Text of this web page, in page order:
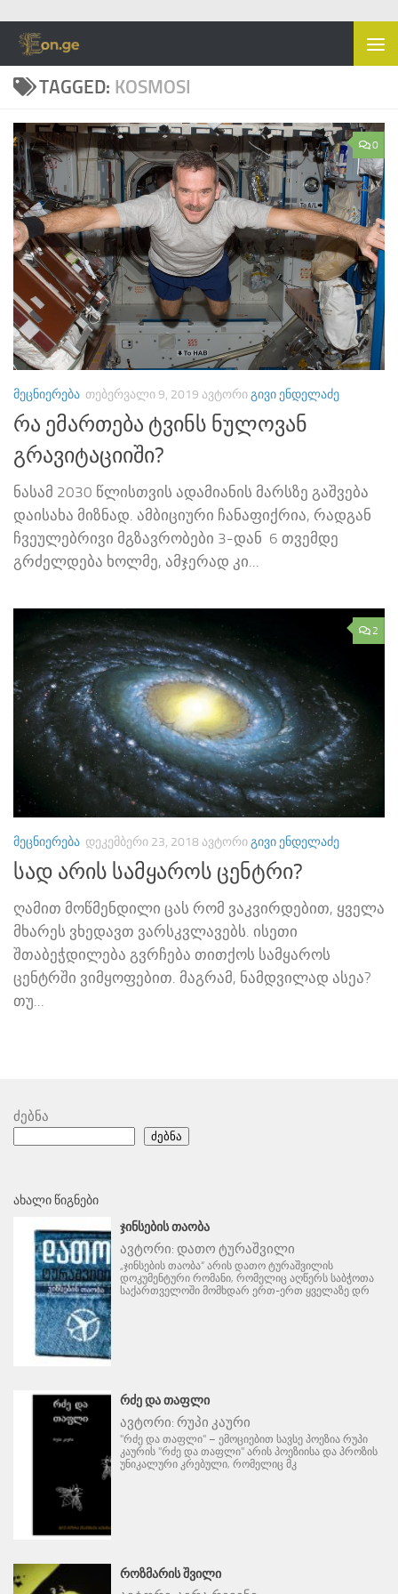
Skip to content
TAGGED: KOSMOSI
0
ᲛᲔᲪᲜᲘᲔᲠᲔᲑᲐ ᲗᲔᲑᲔᲠᲕᲐᲚᲘ 9, 2019 ᲐᲕᲢᲝᲠᲘᲒᲘᲕᲘ ᲔᲜᲓᲔᲚᲐᲫᲔ
რა ემართება ტვინს ნულოვან
გრავიტაციიში?
ნასამ 2030 წლისთვის ადამიანის მარსზე გაშვება
დაისახა მიზნად. ამბიციური ჩანაფიქრია, რადგან
ჩვეულებრივი მგზავრობები 3-დან 6 თვემდე
გრძელდება ხოლმე, ამჯერად კი...
2
ᲛᲔᲪᲜᲘᲔᲠᲔᲑᲐ ᲓᲔᲙᲔᲛᲑᲔᲠᲘ 23, 2018 ᲐᲕᲢᲝᲠᲘᲒᲘᲕᲘ ᲔᲜᲓᲔᲚᲐᲫᲔ
სად არის სამყაროს ცენტრი?
ღამით მოწმენდილი ცას რომ ვაკვირდებით, ყველა
მხარეს ვხედავთ ვარსკვლავებს. ისეთი
შთაბეჭდილება გვრჩება თითქოს სამყაროს
ცენტრში ვიმყოფებით. მაგრამ, ნამდვილად ასეა?
თუ...
ძებნა
ძებნა
ᲐᲮᲐᲚᲘ ᲬᲘᲒᲜᲔᲑᲘ
ᲯᲘᲜᲡᲔᲑᲘᲡ ᲗᲐᲝᲑᲐ
ავტორი: დათო ტურაშვილი
„ჯინსების თაობა“ არის დათო ტურაშვილის
დოკუმენტური რომანი, რომელიც აღწერს საბჭოთა
საქართველოში მომხდარ ერთ-ერთ ყველაზე დრ
ᲠᲫᲔ ᲓᲐ ᲗᲐᲤᲚᲘ
ავტორი: რუპი კაური
"რძე და თაფლი" – ემოციებით სავსე პოეზია რუპი
კაურის "რძე და თაფლი" არის პოეზიისა და პროზის
უნიკალური კრებული, რომელიც მკ
ᲠᲝᲖᲛᲐᲠᲘᲡ ᲨᲕᲘᲚᲘ